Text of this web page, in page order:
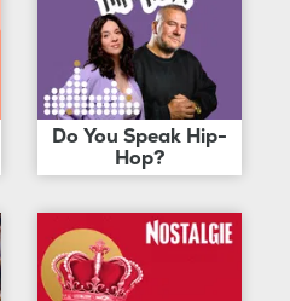
Do You Speak Hip-
Hop?